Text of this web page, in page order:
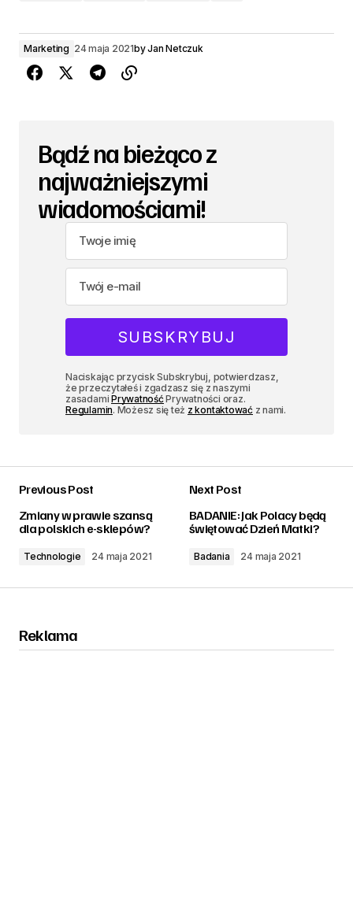
Marketing 24 maja 2021byJan Netczuk
Bądź na bieżąco z
najważniejszymi
wiadomościami!
Naciskając przycisk Subskrybuj, potwierdzasz,
że przeczytałeś i zgadzasz się z naszymi
zasadamiPrywatnośćPrywatności oraz.
Regulamin. Możesz się też z kontaktowaćz nami.
Previous Post
Zmiany w prawie szansą
dla polskich e-sklepów?
Technologie 24 maja 2021
Next Post
BADANIE: Jak Polacy będą
świętować Dzień Matki?
Badania 24 maja 2021
Reklama